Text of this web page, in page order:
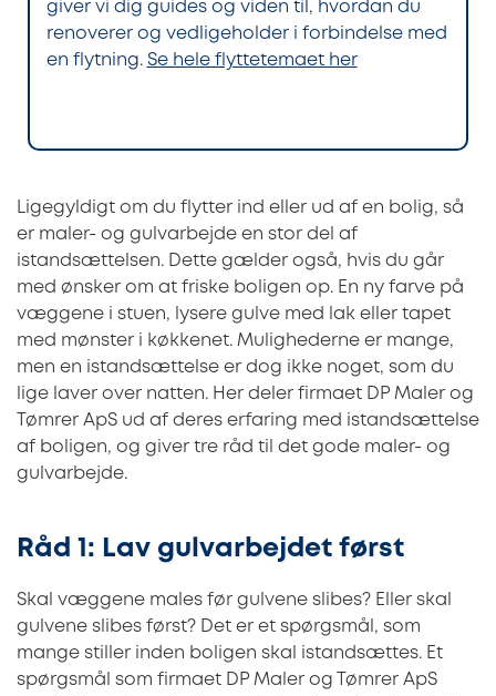
giver vi dig guides og viden til, hvordan du
renoverer og vedligeholder i forbindelse med
en flytning. Se hele flyttetemaet her
Ligegyldigt om du flytter ind eller ud af en bolig, så
er maler- og gulvarbejde en stor del af
istandsættelsen. Dette gælder også, hvis du går
med ønsker om at friske boligen op. En ny farve på
væggene i stuen, lysere gulve med lak eller tapet
med mønster i køkkenet. Mulighederne er mange,
men en istandsættelse er dog ikke noget, som du
lige laver over natten. Her deler firmaet DP Maler og
Tømrer ApS ud af deres erfaring med istandsættelse
af boligen, og giver tre råd til det gode maler- og
gulvarbejde.
Råd 1: Lav gulvarbejdet først
Skal væggene males før gulvene slibes? Eller skal
gulvene slibes først? Det er et spørgsmål, som
mange stiller inden boligen skal istandsættes. Et
spørgsmål som firmaet DP Maler og Tømrer ApS